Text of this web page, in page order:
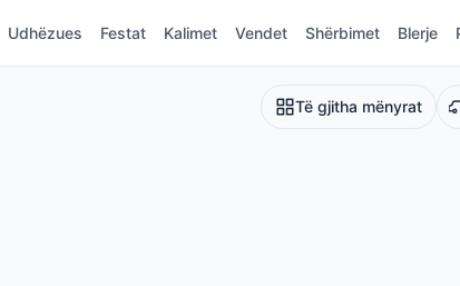
Udhëzues Festat Kalimet Vendet Shërbimet Blerje
Të gjitha mënyrat